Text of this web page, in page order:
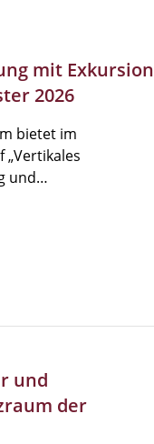
mit Exkursion
2026
bietet im
und…
und
der